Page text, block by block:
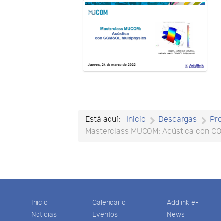
Está aquí: Inicio Descargas
Masterclass MUCOM: Acústica con
Inicio
Noticias
Calendario
Eventos
Addlink e-
News